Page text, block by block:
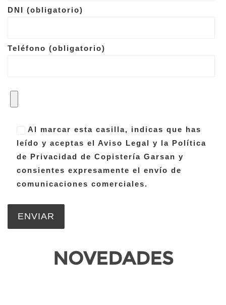
DNI (obligatorio)
Teléfono (obligatorio)
Al marcar esta casilla, indicas que has
leído y aceptas el Aviso Legal y la Política
de Privacidad de Copistería Garsan y
consientes expresamente el envío de
comunicaciones comerciales.
NOVEDADES